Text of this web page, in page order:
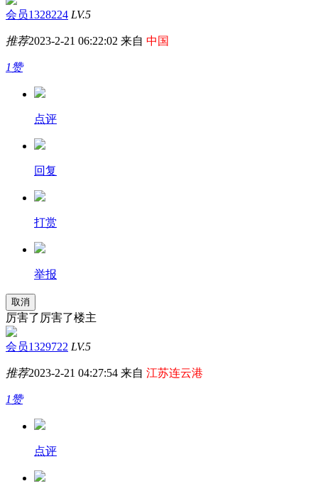
会员1328224 LV.5
推荐2023-2-21 06:22:02 来自 中国
1赞
点评
回复
打赏
举报
取消
厉害了厉害了楼主
会员1329722 LV.5
推荐2023-2-21 04:27:54 来自 江苏连云港
1赞
点评